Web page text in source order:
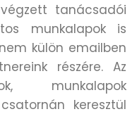
tanácsadói
munkalapok is
külön emailben
részére. Az
munkalapok
keresztül